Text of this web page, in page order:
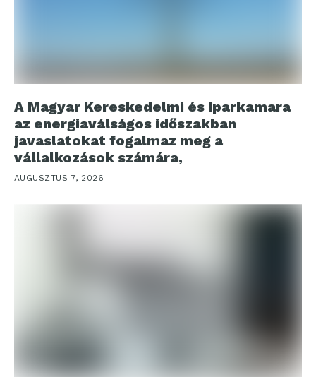
A Magyar Kereskedelmi és Iparkamara
az energiaválságos időszakban
javaslatokat fogalmaz meg a
vállalkozások számára,
AUGUSZTUS 7, 2026